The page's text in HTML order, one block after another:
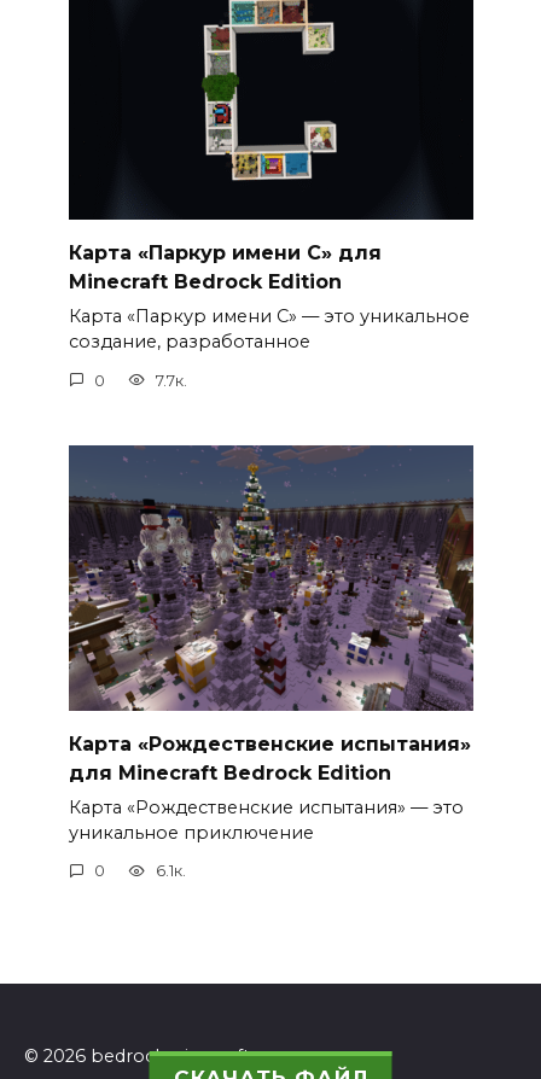
Карта «Паркур имени С» для
Minecraft Bedrock Edition
Карта «Паркур имени С» — это уникальное
создание, разработанное
0 7.7к.
Карта «Рождественские испытания»
для Minecraft Bedrock Edition
Карта «Рождественские испытания» — это
уникальное приключение
0 6.1к.
© 2026 bedrockminecraft.ru